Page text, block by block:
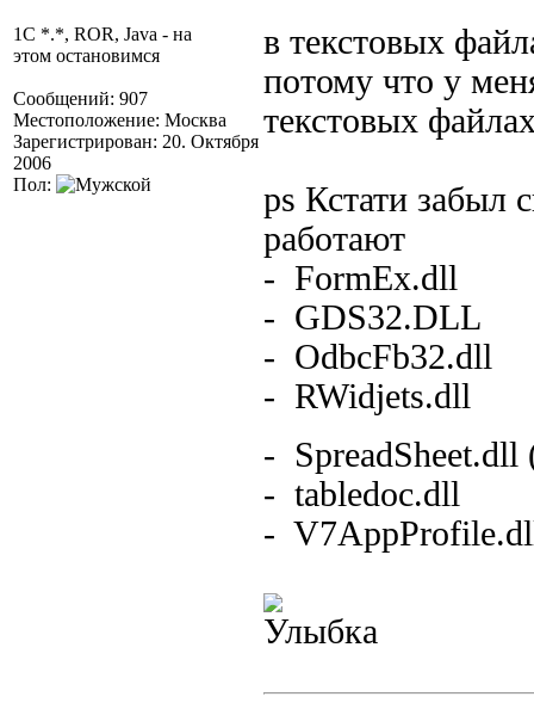
1C *.*, ROR, Java - на
этом остановимся
Сообщений: 907
Местоположение: Москва
Зарегистрирован: 20. Октября
2006
Пол:
в текстовых
потому что у
текстовых
ps Кстати забыл
работают
- FormEx.dll
- GDS32.DLL
- OdbcFb32.dll
- RWidjets.dll
-
- tabledoc.dll
-